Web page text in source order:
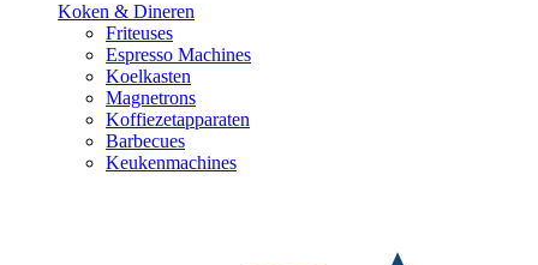
Koken & Dineren
Friteuses
Espresso Machines
Koelkasten
Magnetrons
Koffiezetapparaten
Barbecues
Keukenmachines